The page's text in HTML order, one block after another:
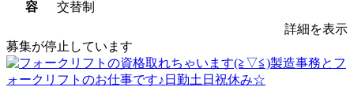
容
交替制
詳細を表示
募集が停止しています